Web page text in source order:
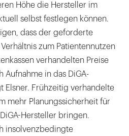
Höhe die Hersteller im
selbst festlegen können.
dass der geforderte
zum Patientennutzen
verhandelten Preise
Aufnahme in das DiGA-
Elsner. Frühzeitig verhandelte
mehr Planungssicherheit für
Hersteller bringen.
insolvenzbedingte